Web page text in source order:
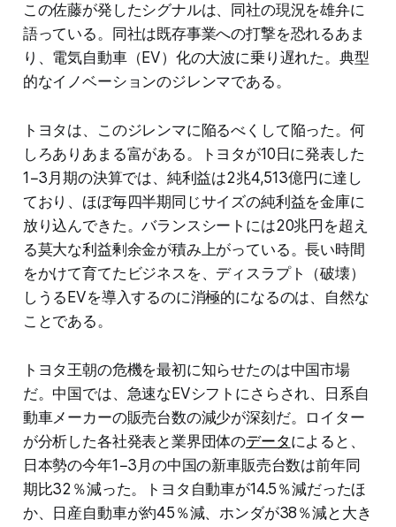
この佐藤が発したシグナルは、同社の現況を雄弁に
語っている。同社は既存事業への打撃を恐れるあま
り、電気自動車（EV）化の大波に乗り遅れた。典型
的なイノベーションのジレンマである。
トヨタは、このジレンマに陥るべくして陥った。何
しろありあまる富がある。トヨタが10日に発表した
1−3月期の決算では、純利益は2兆4,513億円に達し
ており、ほぼ毎四半期同じサイズの純利益を金庫に
放り込んできた。バランスシートには20兆円を超え
る莫大な利益剰余金が積み上がっている。長い時間
をかけて育てたビジネスを、ディスラプト（破壊）
しうるEVを導入するのに消極的になるのは、自然な
ことである。
トヨタ王朝の危機を最初に知らせたのは中国市場
だ。中国では、急速なEVシフトにさらされ、日系自
動車メーカーの販売台数の減少が深刻だ。ロイター
が分析した各社発表と業界団体のデータ によると、
日本勢の今年1−3月の中国の新車販売台数は前年同
期比32％減った。トヨタ自動車が14.5％減だったほ
か、日産自動車が約45％減、ホンダが38％減と大き